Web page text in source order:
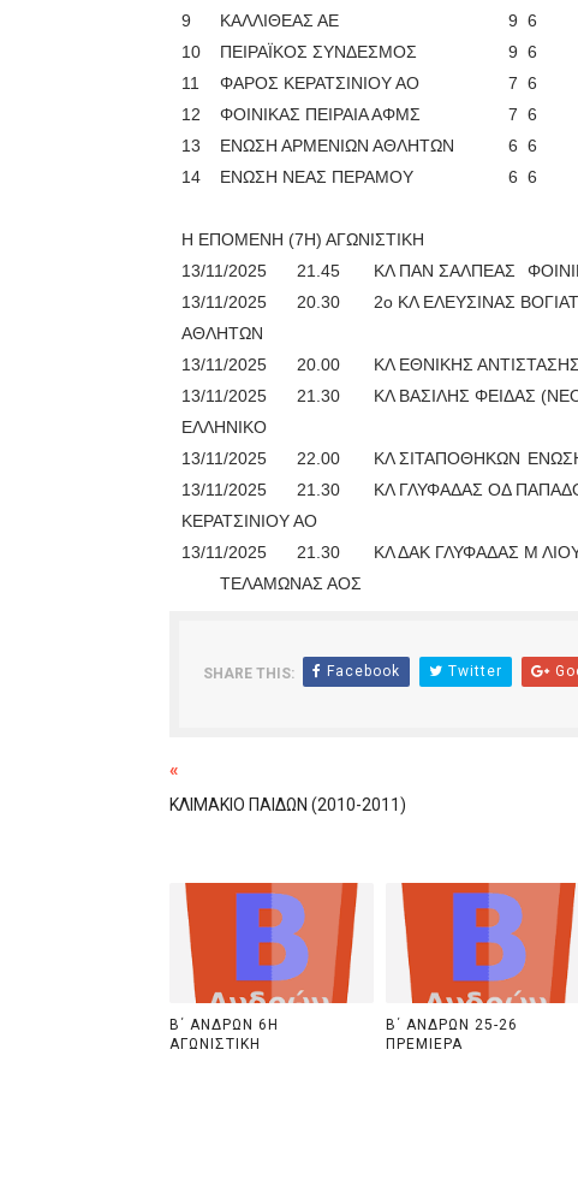
9
ΚΑΛΛΙΘΕΑΣ ΑΕ 9 6
10
ΠΕΙΡΑΪΚΟΣ ΣΥΝΔΕΣΜΟΣ 9 6
11
ΦΑΡΟΣ ΚΕΡΑΤΣΙΝΙΟΥ ΑΟ 7 6
12
ΦΟΙΝΙΚΑΣ ΠΕΙΡΑΙΑ ΑΦΜΣ 7 6
13
ΕΝΩΣΗ ΑΡΜΕΝΙΩΝ ΑΘΛΗΤΩΝ 6 6
14
ΕΝΩΣΗ ΝΕΑΣ ΠΕΡΑΜΟΥ 6 6
Η ΕΠΟΜΕΝΗ (7Η) ΑΓΩΝΙΣΤΙΚΗ
13/11/2025
21.45 ΚΛ ΠΑΝ ΣΑΛΠΕΑΣ
13/11/2025
20.30 2ο ΚΛ ΕΛΕΥΣΙΝΑΣ
ΑΘΛΗΤΩΝ
13/11/2025
20.00 ΚΛ ΕΘΝΙΚΗΣ ΑΝΤΙΣΤΑΣΗΣ
13/11/2025
21.30 ΚΛ ΒΑΣΙΛΗΣ ΦΕΙΔΑΣ
ΕΛΛΗΝΙΚΟ
13/11/2025
22.00 ΚΛ ΣΙΤΑΠΟΘΗΚΩΝ
13/11/2025
21.30 ΚΛ ΓΛΥΦΑΔΑΣ ΟΔ
ΚΕΡΑΤΣΙΝΙΟΥ ΑΟ
13/11/2025
21.30 ΚΛ ΔΑΚ ΓΛΥΦΑΔΑΣ Μ
ΤΕΛΑΜΩΝΑΣ ΑΟΣ
SHARE THIS: Facebook Twitter
«
ΚΛΙΜΑΚΙΟ ΠΑΙΔΩΝ (2010-2011)
Β΄ ΑΝΔΡΩΝ 6Η
ΑΓΩΝΙΣΤΙΚΗ
Β΄ ΑΝΔΡΩΝ 25-26
ΠΡΕΜΙΕΡΑ